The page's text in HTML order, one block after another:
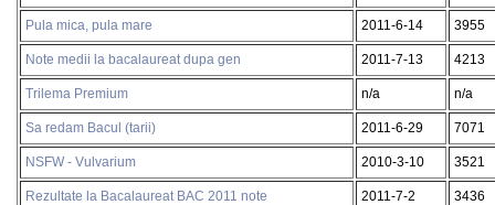
Pula mica, pula mare 2011-6-14 3955
Note medii la bacalaureat dupa gen 2011-7-13 4213
Trilema Premium n/a n/a
Sa redam Bacul (tarii) 2011-6-29 7071
NSFW - Vulvarium 2010-3-10 3521
Rezultate la Bacalaureat BAC 2011 note 2011-7-2 3436